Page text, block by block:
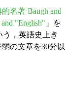
名著 Baugh and
"English"」
を
う，英語史上き
の文章を30分以